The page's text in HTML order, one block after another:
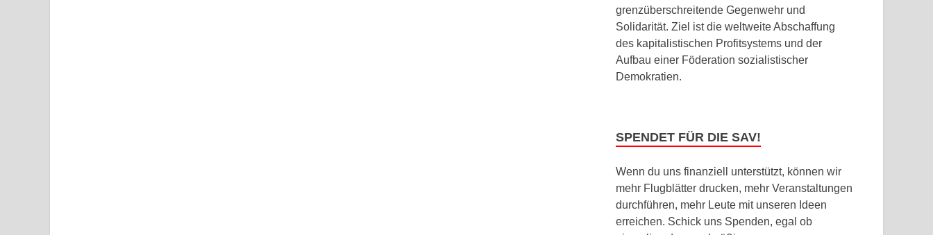
grenzüberschreitende Gegenwehr und
Solidarität. Ziel ist die weltweite Abschaffung
des kapitalistischen Profitsystems und der
Aufbau einer Föderation sozialistischer
Demokratien.
SPENDET FÜR DIE SAV!
Wenn du uns finanziell unterstützt, können wir
mehr Flugblätter drucken, mehr Veranstaltungen
durchführen, mehr Leute mit unseren Ideen
erreichen. Schick uns Spenden, egal ob